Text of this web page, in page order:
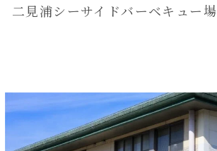
二見浦シーサイドバーベキュー場